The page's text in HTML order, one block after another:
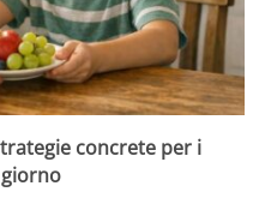
concrete per i